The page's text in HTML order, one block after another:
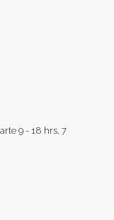
9 - 18 hrs, 7